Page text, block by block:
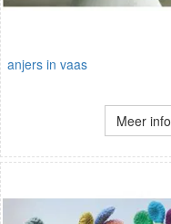
anjers in vaas
Meer info